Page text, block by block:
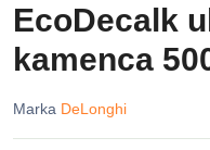
EcoDecalk
kamenca
Marka DeLonghi